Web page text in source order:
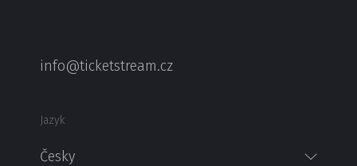
info@ticketstream.cz
Jazyk
Česky